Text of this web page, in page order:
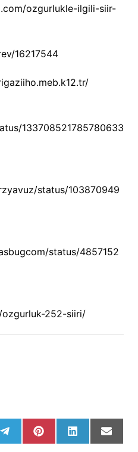
ozgurlukle-ilgili-siir-
16217544
133708521785780633
status/103870949
status/4857152
252-siiri/
Share
on
Share
on
Share
on
Share
on